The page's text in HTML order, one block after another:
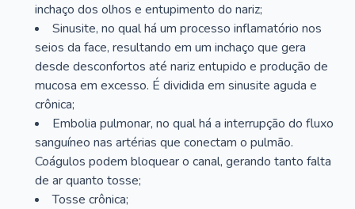
inchaço dos olhos e entupimento do nariz;
Sinusite, no qual há um processo inflamatório nos
seios da face, resultando em um inchaço que gera
desde desconfortos até nariz entupido e produção de
mucosa em excesso. É dividida em sinusite aguda e
crônica;
Embolia pulmonar, no qual há a interrupção do fluxo
sanguíneo nas artérias que conectam o pulmão.
Coágulos podem bloquear o canal, gerando tanto falta
de ar quanto tosse;
Tosse crônica;